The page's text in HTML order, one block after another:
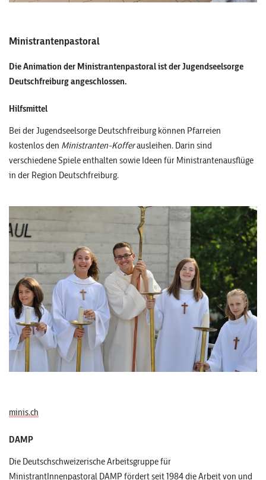
Ministrantenpastoral
Die Animation der Ministrantenpastoral ist der Jugendseelsorge
Deutschfreiburg angeschlossen.
Hilfsmittel
Bei der Jugendseelsorge Deutschfreiburg können Pfarreien
kostenlos den Ministranten-Kofferausleihen. Darin sind
verschiedene Spiele enthalten sowie Ideen für Ministrantenausflüge
in der Region Deutschfreiburg.
minis.ch
DAMP
Die Deutschschweizerische Arbeitsgruppe für
MinistrantInnenpastoral DAMP fördert seit 1984 die Arbeit von und